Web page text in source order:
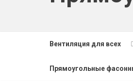
Вентиляция для всех
Прямоугольные